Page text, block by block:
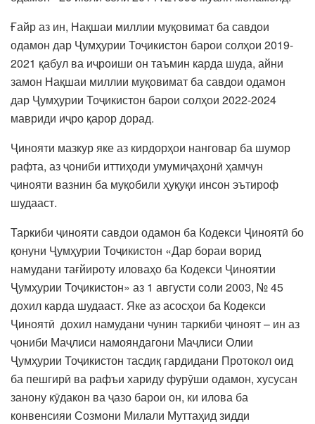
Ғайр аз ин, Нақшаи миллии муқовимат ба савдои
одамон дар Ҷумҳурии Тоҷикистон барои солҳои 2019-
2021 қабул ва иҷроиши он таъмин карда шуда, айни
замон Нақшаи миллии муқовимат ба савдои одамон
дар Ҷумҳурии Тоҷикистон барои солҳои 2022-2024
мавриди иҷро қарор дорад.
Ҷинояти мазкур яке аз кирдорҳои нанговар ба шумор
рафта, аз ҷониби иттиҳоди умумиҷаҳонӣ ҳамчун
ҷинояти вазнин ба муқобили ҳуқуқи инсон эътироф
шудааст.
Таркиби ҷинояти савдои одамон ба Кодекси Ҷиноятӣ бо
қонуни Ҷумҳурии Тоҷикистон «Дар бораи ворид
намудани тағйироту иловаҳо ба Кодекси Ҷиноятии
Ҷумҳурии Тоҷикистон» аз 1 августи соли 2003, № 45
дохил карда шудааст. Яке аз асосҳои ба Кодекси
Ҷиноятӣ дохил намудани чунин таркиби ҷиноят – ин аз
ҷониби Маҷлиси намояндагони Маҷлиси Олии
Ҷумҳурии Тоҷикистон тасдиқ гардидани Протокол оид
ба пешгирӣ ва рафъи хариду фурӯши одамон, хусусан
занону кӯдакон ва ҷазо барои он, ки илова ба
конвенсияи Созмони Милали Муттаҳид зидди